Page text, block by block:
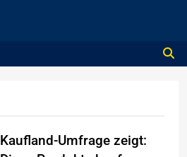
Kaufland-Umfrage zeigt: